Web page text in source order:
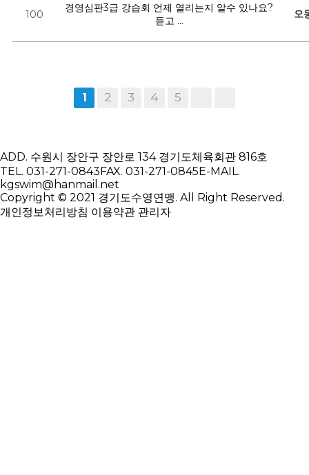
100
경영심판3급 강습회 언제 열리는지 알수 있나요?
듣고 …
오
1 2 3 4 5
ADD. 수원시 장안구 장안로 134 경기도체육회관 816호
TEL. 031-271-0843FAX. 031-271-0845E-MAIL.
kgswim@hanmail.net
Copyright © 2021 경기도수영연맹. All Right Reserved.
개인정보처리방침 이용약관 관리자